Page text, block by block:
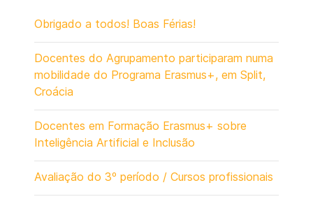
Obrigado a todos! Boas Férias!
Docentes do Agrupamento participaram numa
mobilidade do Programa Erasmus+, em Split,
Croácia
Docentes em Formação Erasmus+ sobre
Inteligência Artificial e Inclusão
Avaliação do 3º período / Cursos profissionais